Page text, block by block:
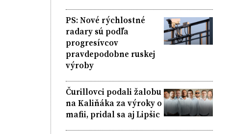
PS: Nové rýchlostné
radary sú podľa
progresívcov
pravdepodobne ruskej
výroby
Čurillovci podali žalobu
na Kaliňáka za výroky o
mafii, pridal sa aj Lipšic